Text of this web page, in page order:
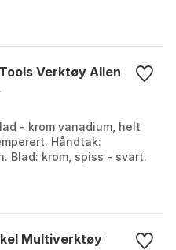
Verktøy Allen
- krom vanadium, helt
Håndtak:
Blad: krom, spiss - svart.
Multiverktøy